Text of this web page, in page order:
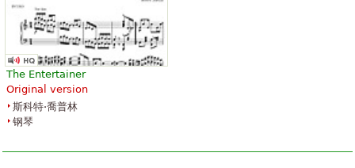
The Entertainer
Original version
斯科特·喬普林
钢琴